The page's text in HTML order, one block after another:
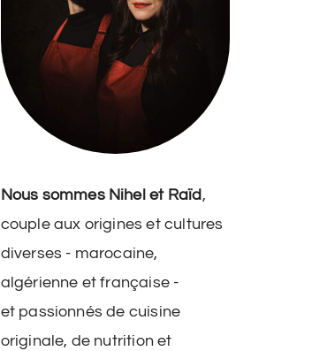
Nous sommes Nihel et Raïd,
couple aux origines et cultures
diverses - marocaine,
algérienne et française -
et passionnés de cuisine
originale, de nutrition et